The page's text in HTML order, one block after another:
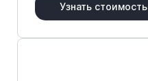
Узнать стоимость